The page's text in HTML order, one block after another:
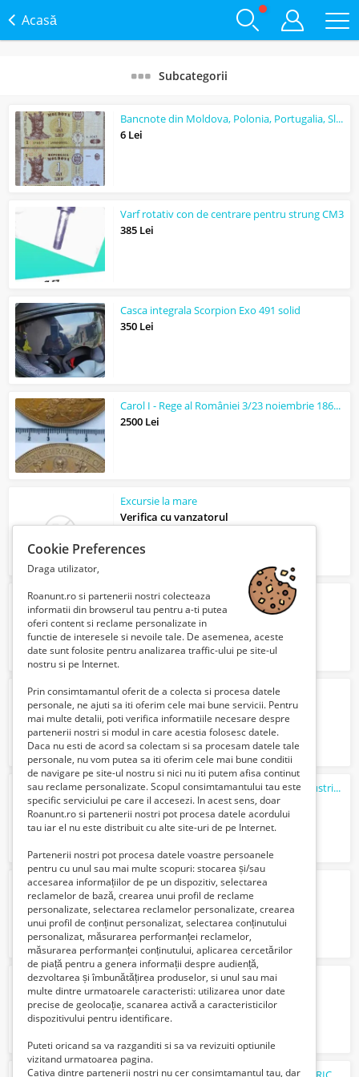
Acasă
Subcategorii
Bancnote din Moldova, Polonia, Portugalia, Slovacia
6 Lei
Varf rotativ con de centrare pentru strung CM3
385 Lei
Casca integrala Scorpion Exo 491 solid
350 Lei
Carol I - Rege al României 3/23 noiembrie 1869 - 1894 Elisaveta - Regina
2500 Lei
Excursie la mare
Verifica cu vanzatorul
xBody Timisoara
Verifica cu vanzatorul
Vand 2 mânere de flotări
60 Lei
Vand cască pentru alpinism utilitar si industrial Camp Safety Star
150 Lei
timp liber
Verifica cu vanzatorul
Sofer personal
3000 Lei
Cookie Preferences
Draga utilizator,
Roanunt.ro si partenerii nostri colecteaza
informatii din browserul tau pentru a-ti putea
oferi content si reclame personalizate in
functie de interesele si nevoile tale. De asemenea, aceste
date sunt folosite pentru analizarea traffic-ului pe site-ul
nostru si pe Internet.
Prin consimtamantul oferit de a colecta si procesa datele
personale, ne ajuti sa iti oferim cele mai bune servicii. Pentru
mai multe detalii, poti verifica informatiile necesare despre
partenerii nostri si modul in care acestia folosesc datele.
Daca nu esti de acord sa colectam si sa procesam datele tale
personale, nu vom putea sa iti oferim cele mai bune conditii
de navigare pe site-ul nostru si nici nu iti putem afisa continut
sau reclame personalizate. Scopul consimtamantului tau este
specific serviciului pe care il accesezi. In acest sens, doar
Roanunt.ro si partenerii nostri pot procesa datele acordului
tau iar el nu este distribuit cu alte site-uri de pe Internet.
Partenerii nostri pot procesa datele voastre persoanele
pentru cu unul sau mai multe scopuri: stocarea și/sau
accesarea informațiilor de pe un dispozitiv, selectarea
reclamelor de bază, crearea unui profil de reclame
personalizate, selectarea reclamelor personalizate, crearea
unui profil de conținut personalizat, selectarea conținutului
personalizat, măsurarea performanței reclamelor,
măsurarea performanței conținutului, aplicarea cercetărilor
de piață pentru a genera informații despre audiență,
dezvoltarea și îmbunătățirea produselor, si unul sau mai
multe dintre urmatoarele caracteristi: utilizarea unor date
precise de geolocație, scanarea activă a caracteristicilor
dispozitivului pentru identificare.
Puteti oricand sa va razganditi si sa va revizuiti optiunile
vizitand urmatoarea pagina.
Cativa dintre partenerii nostri nu cer consimtamantul tau, dar